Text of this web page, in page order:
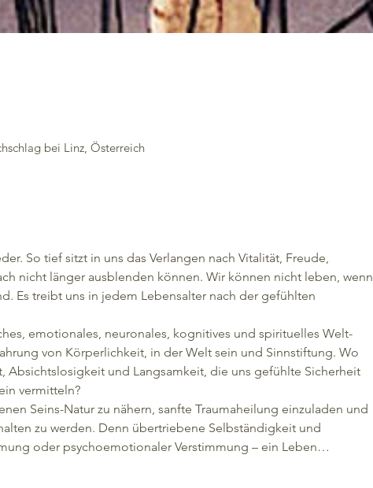
bei Linz, Österreich
So tief sitzt in uns das Verlangen nach Vitalität, Freude,
nicht länger ausblenden können. Wir können nicht leben, wenn
Es treibt uns in jedem Lebensalter nach der gefühlten
emotionales, neuronales, kognitives und spirituelles Welt-
von Körperlichkeit, in der Welt sein und Sinnstiftung. Wo
Absichtslosigkeit und Langsamkeit, die uns gefühlte Sicherheit
vermitteln?
Seins-Natur zu nähern, sanfte Traumaheilung einzuladen und
zu werden. Denn übertriebene Selbständigkeit und
oder psychoemotionaler Verstimmung – ein Leben…